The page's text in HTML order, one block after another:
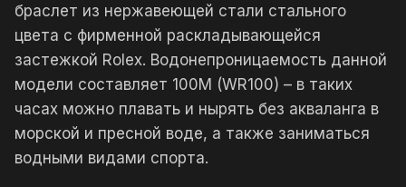
браслет из нержавеющей стали стального
цвета с фирменной раскладывающейся
застежкой Rolex. Водонепроницаемость данной
модели составляет 100М (WR100) – в таких
часах можно плавать и нырять без акваланга в
морской и пресной воде, а также заниматься
водными видами спорта.